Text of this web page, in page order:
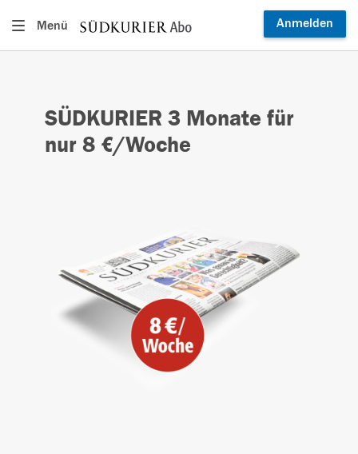
Menü Anmelden
SÜDKURIER 3 Monate für
nur 8 €/Woche